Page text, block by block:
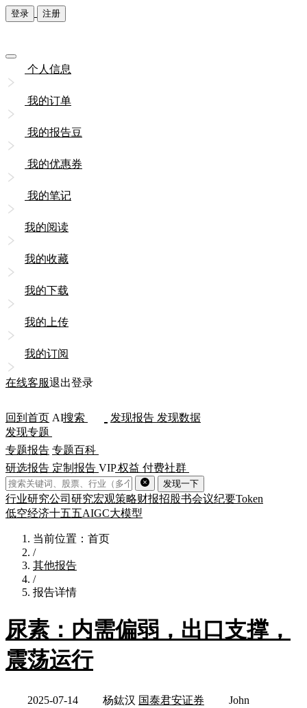
登录 注册
个人信息
我的订单
我的报告豆
我的优惠券
我的笔记
我的阅读
我的收藏
我的下载
我的上传
我的订阅
在线客服退出登录
回到首页 AI搜索 发现报告 发现数据
发现专题
专题报告 专题百科
研选报告 定制报告 VIP权益 付费社群
发现一下
行业研究公司研究宏观策略财报招股书会议纪要Token
低空经济十五五AIGC大模型
当前位置：首页
/
其他报告
/
报告详情
尿素：内需偏弱，出口支撑，
震荡运行
2025-07-14 杨鈜汉 国泰君安证券 John